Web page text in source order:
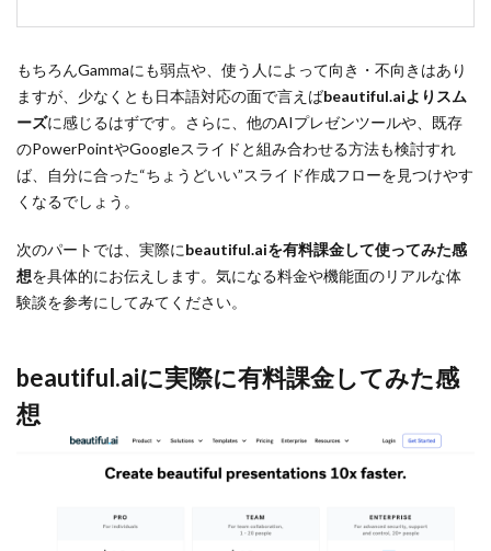
もちろんGammaにも弱点や、使う人によって向き・不向きはあり
ますが、少なくとも日本語対応の面で言えばbeautiful.aiよりスム
ーズに感じるはずです。さらに、他のAIプレゼンツールや、既存
のPowerPointやGoogleスライドと組み合わせる方法も検討すれ
ば、自分に合った“ちょうどいい”スライド作成フローを見つけやす
くなるでしょう。
次のパートでは、実際にbeautiful.aiを有料課金して使ってみた感
想を具体的にお伝えします。気になる料金や機能面のリアルな体
験談を参考にしてみてください。
beautiful.aiに実際に有料課金してみた感
想